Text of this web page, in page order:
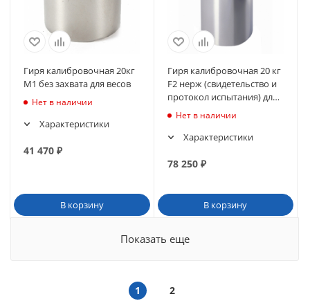
Гиря калибровочная 20кг
М1 без захвата для весов
Нет в наличии
Характеристики
41 470 ₽
В корзину
Гиря калибровочная 20 кг
F2 нерж (свидетельство и
протокол испытания) для
весов
Нет в наличии
Характеристики
78 250₽
В корзину
Показать еще
1 2